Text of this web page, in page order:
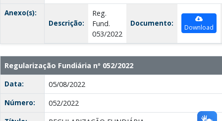
Anexo(s):
Descrição:
Reg.
Fund.
053/2022
Documento: Download
Regularização Fundiária nº 052/2022
Data:
05/08/2022
Número:
052/2022